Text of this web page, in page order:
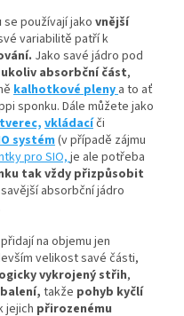
se používají jako vnější
variabilitě patří k
Jako savé jádro pod
absorbčníčást,
kalhotkové pleny a to ať
sponku. Dále můžete jako
vkládacíči
systém(v případě zájmu
pro SIO,je ale potřeba
tak vždy přizpůsobit
absorbční jádro
na objemu jen
velikost savé části,
vykrojený střih,
takže pohyb kyčlí
jejich přirozenému